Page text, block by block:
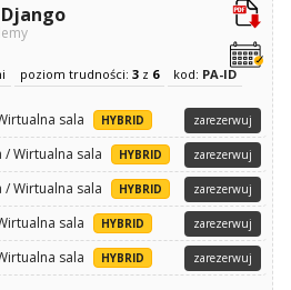
poziom trudności: 3z 6 kod: PA-ID
sala HYBRID zarezerwuj
Wirtualna sala HYBRID zarezerwuj
Wirtualna sala HYBRID zarezerwuj
sala HYBRID zarezerwuj
sala HYBRID zarezerwuj